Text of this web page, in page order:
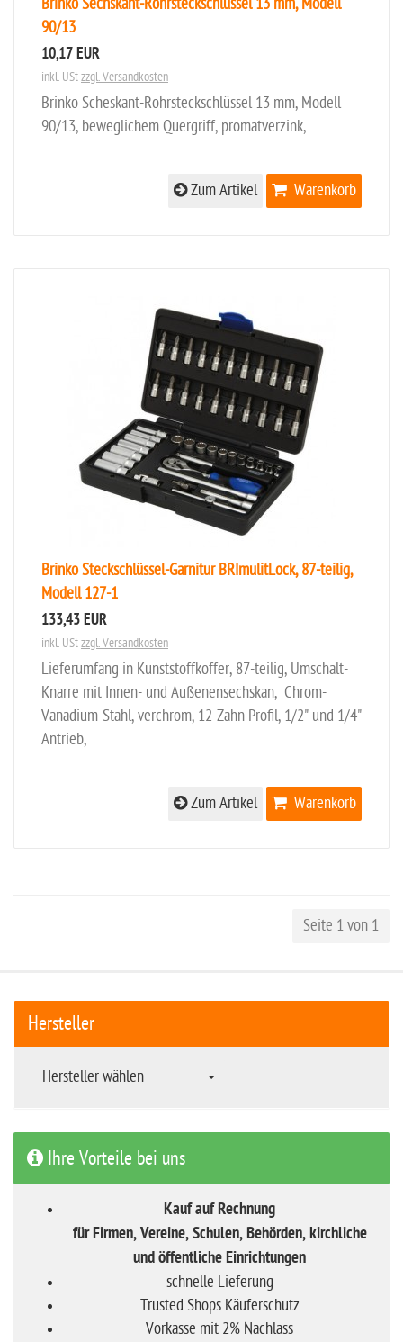
Brinko Sechskant-Rohrsteckschlüssel 13 mm, Modell
90/13
10,17 EUR
inkl. UStzzgl. Versandkosten
Brinko Scheskant-Rohrsteckschlüssel 13 mm, Modell
90/13, beweglichem Quergriff, promatverzink,
Warenkorb
Zum Artikel
Brinko Steckschlüssel-Garnitur BRImulitLock, 87-teilig,
Modell 127-1
133,43 EUR
inkl. UStzzgl. Versandkosten
Lieferumfang in Kunststoffkoffer, 87-teilig, Umschalt-
Knarre mit Innen- und Außenensechskan, Chrom-
Vanadium-Stahl, verchrom, 12-Zahn Profil, 1/2" und 1/4"
Antrieb,
Warenkorb
Zum Artikel
Seite 1 von 1
Hersteller
Hersteller wählen
Ihre Vorteile bei uns
Kauf auf Rechnung
für Firmen, Vereine, Schulen, Behörden, kirchliche
und öffentliche Einrichtungen
schnelle Lieferung
Trusted Shops Käuferschutz
Vorkasse mit 2% Nachlass